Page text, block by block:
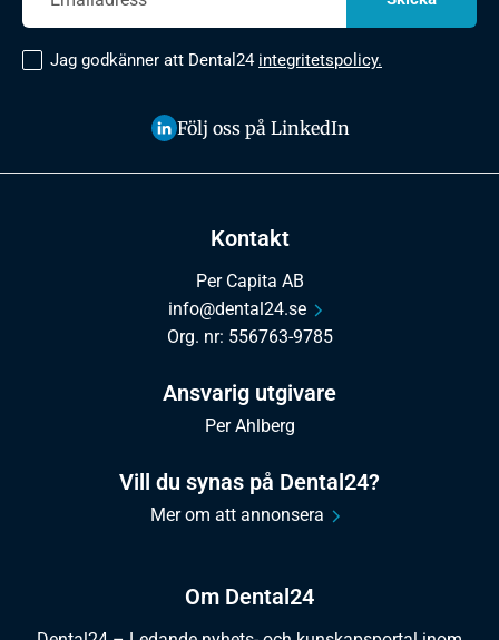
Om Dental24
Kontakt
Per Capita AB
info@dental24.se
Org. nr: 556763-9785
Ansvarig utgivare
Per Ahlberg
Vill du synas på Dental24?
Mer om att annonsera
Jag godkänner att Dental24 integritetspolicy.
Följ oss på LinkedIn